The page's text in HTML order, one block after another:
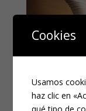
Cookies
Usamos
haz clic en
qué tipo de